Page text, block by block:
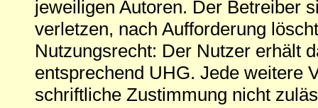
jeweiligen Autoren. Der Betreiber
verletzen, nach Aufforderung
Nutzungsrecht: Der Nutzer erhält
entsprechend UHG. Jede weitere
schriftliche Zustimmung nicht